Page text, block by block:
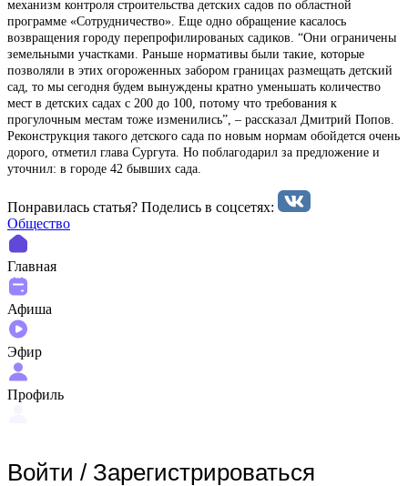
механизм контроля строительства детских садов по областной
программе «Сотрудничество». Еще одно обращение касалось
возвращения городу перепрофилированых садиков. “Они ограничены
земельными участками. Раньше нормативы были такие, которые
позволяли в этих огороженных забором границах размещать детский
сад, то мы сегодня будем вынуждены кратно уменьшать количество
мест в детских садах с 200 до 100, потому что требования к
прогулочным местам тоже изменились”, – рассказал Дмитрий Попов.
Реконструкция такого детского сада по новым нормам обойдется очень
дорого, отметил глава Сургута. Но поблагодарил за предложение и
уточнил: в городе 42 бывших сада.
Понравилась статья? Поделиcь в соцсетях:
Общество
Главная
Афиша
Эфир
Профиль
Войти / Зарегистрироваться